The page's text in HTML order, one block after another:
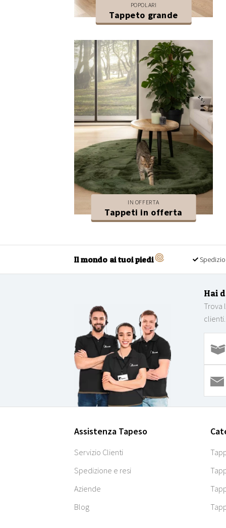
POPOLARI
Tappeto grande
IN OFFERTA
Tappeti in offerta
Il mondo ai tuoi piedi
Hai
Trova
clienti.
Assistenza Tapeso
Servizio Clienti
Spedizione e resi
Aziende
Blog